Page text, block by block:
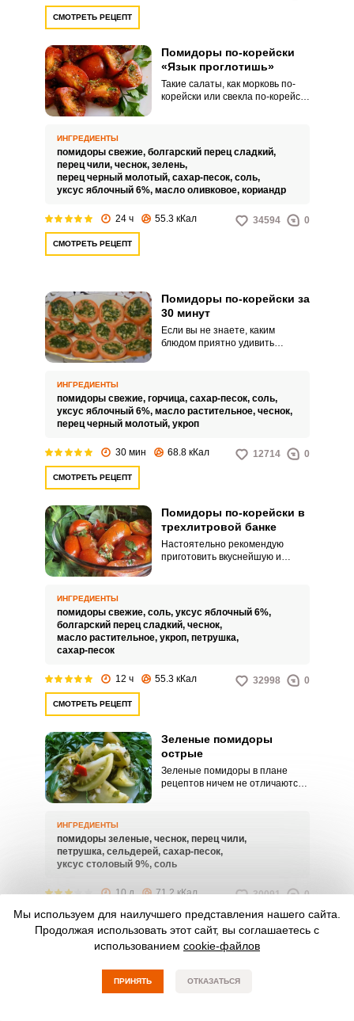
СМОТРЕТЬ РЕЦЕПТ
Помидоры по-корейски
«Язык проглотишь»
Такие салаты, как морковь по-
корейски или свекла по-корейски
становится менее вкусной. Хочу
поделиться закуской из
помидоров по-корейски, такой
рецепт часто не без причины
называют «Язык проглотишь».
ИНГРЕДИЕНТЫ
помидоры свежие, болгарский перец сладкий,
перец чили, чеснок, зелень,
перец черный молотый, сахар-песок, соль,
уксус яблочный 6%, масло оливковое, кориандр
24 ч 55.3 кКал 34594 0
СМОТРЕТЬ РЕЦЕПТ
Помидоры по-корейски за
30 минут
Если вы не знаете, каким
блюдом приятно удивить
закуски потребуется
минимальное количество
ингредиентов и всего лишь 30
минут.
ИНГРЕДИЕНТЫ
помидоры свежие, горчица, сахар-песок, соль,
уксус яблочный 6%, масло растительное, чеснок,
перец черный молотый, укроп
30 мин 68.8 кКал 12714 0
СМОТРЕТЬ РЕЦЕПТ
Помидоры по-корейски в
трехлитровой банке
Настоятельно рекомендую
приготовить вкуснейшую и
можно приготовить различными
способами.
ИНГРЕДИЕНТЫ
помидоры свежие, соль, уксус яблочный 6%,
болгарский перец сладкий, чеснок,
масло растительное, укроп, петрушка,
сахар-песок
12 ч 55.3 кКал 32998 0
СМОТРЕТЬ РЕЦЕПТ
Зеленые помидоры
острые
Зеленые помидоры в плане
рецептов ничем не отличаются
ИНГРЕДИЕНТЫ
помидоры зеленые, чеснок, перец чили,
петрушка, сельдерей, сахар-песок,
уксус столовый 9%, соль
10 д 71.2 кКал 30091 0
СМОТРЕТЬ РЕЦЕПТ
Зеленые помидоры в
собственном соку
Существует большое
Мы используем для наилучшего представления нашего сайта.
Продолжая использовать этот сайт, вы соглашаетесь с
использованием cookie-файлов
ПРИНЯТЬ ОТКАЗАТЬСЯ